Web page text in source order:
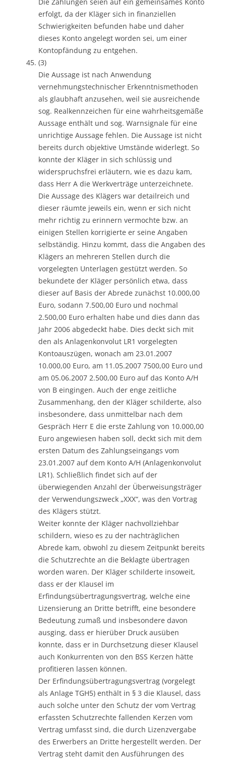
erfolgt, da der Kläger sich in finanziellen
Schwierigkeiten befunden habe und daher
dieses Konto angelegt worden sei, um einer
Kontopfändung zu entgehen.
(3)
Die Aussage ist nach Anwendung
vernehmungstechnischer Erkenntnismethoden
als glaubhaft anzusehen, weil sie ausreichende
sog. Realkennzeichen für eine wahrheitsgemäße
Aussage enthält und sog. Warnsignale für eine
unrichtige Aussage fehlen. Die Aussage ist nicht
bereits durch objektive Umstände widerlegt. So
konnte der Kläger in sich schlüssig und
widerspruchsfrei erläutern, wie es dazu kam,
dass Herr A die Werkverträge unterzeichnete.
Die Aussage des Klägers war detailreich und
dieser räumte jeweils ein, wenn er sich nicht
mehr richtig zu erinnern vermochte bzw. an
einigen Stellen korrigierte er seine Angaben
selbständig. Hinzu kommt, dass die Angaben des
Klägers an mehreren Stellen durch die
vorgelegten Unterlagen gestützt werden. So
bekundete der Kläger persönlich etwa, dass
dieser auf Basis der Abrede zunächst 10.000,00
Euro, sodann 7.500,00 Euro und nochmal
2.500,00 Euro erhalten habe und dies dann das
Jahr 2006 abgedeckt habe. Dies deckt sich mit
den als Anlagenkonvolut LR1 vorgelegten
Kontoauszügen, wonach am 23.01.2007
10.000,00 Euro, am 11.05.2007 7500,00 Euro und
am 05.06.2007 2.500,00 Euro auf das Konto A/H
von B eingingen. Auch der enge zeitliche
Zusammenhang, den der Kläger schilderte, also
insbesondere, dass unmittelbar nach dem
Gespräch Herr E die erste Zahlung von 10.000,00
Euro angewiesen haben soll, deckt sich mit dem
ersten Datum des Zahlungseingangs vom
23.01.2007 auf dem Konto A/H (Anlagenkonvolut
LR1). Schließlich findet sich auf der
überwiegenden Anzahl der Überweisungsträger
der Verwendungszweck „XXX“, was den Vortrag
des Klägers stützt.
Weiter konnte der Kläger nachvollziehbar
schildern, wieso es zu der nachträglichen
Abrede kam, obwohl zu diesem Zeitpunkt bereits
die Schutzrechte an die Beklagte übertragen
worden waren. Der Kläger schilderte insoweit,
dass er der Klausel im
Erfindungsübertragungsvertrag, welche eine
Lizensierung an Dritte betrifft, eine besondere
Bedeutung zumaß und insbesondere davon
ausging, dass er hierüber Druck ausüben
konnte, dass er in Durchsetzung dieser Klausel
auch Konkurrenten von den BSS Kerzen hätte
profitieren lassen können.
Der Erfindungsübertragungsvertrag (vorgelegt
als Anlage TGH5) enthält in § 3 die Klausel, dass
auch solche unter den Schutz der vom Vertrag
erfassten Schutzrechte fallenden Kerzen vom
Vertrag umfasst sind, die durch Lizenzvergabe
des Erwerbers an Dritte hergestellt werden. Der
Vertrag steht damit den Ausführungen des